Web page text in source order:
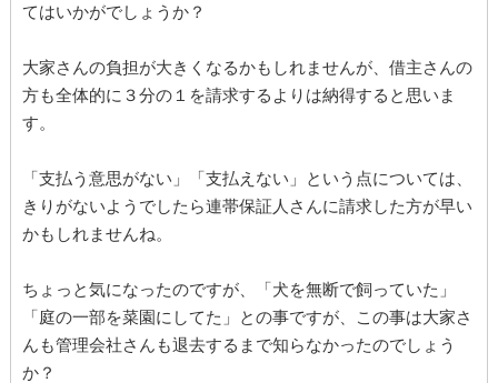
てはいかがでしょうか？
大家さんの負担が大きくなるかもしれませんが、借主さんの
方も全体的に３分の１を請求するよりは納得すると思いま
す。
「支払う意思がない」「支払えない」という点については、
きりがないようでしたら連帯保証人さんに請求した方が早い
かもしれませんね。
ちょっと気になったのですが、「犬を無断で飼っていた」
「庭の一部を菜園にしてた」との事ですが、この事は大家さ
んも管理会社さんも退去するまで知らなかったのでしょう
か？